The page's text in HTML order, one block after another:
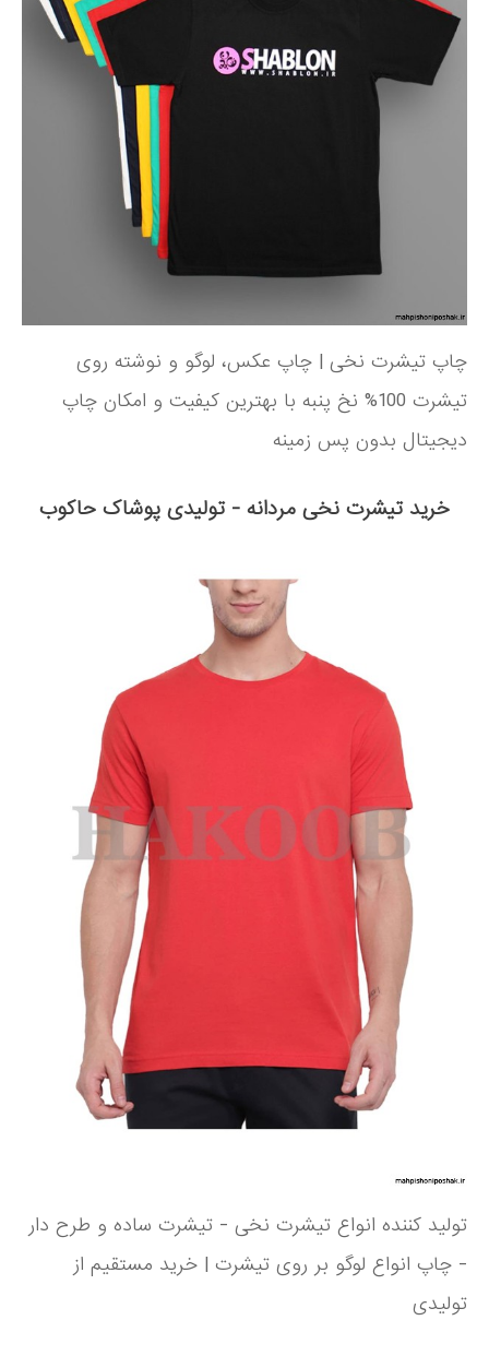
چاپ تیشرت نخی | چاپ عکس، لوگو و نوشته روی
تیشرت 100% نخ پنبه با بهترین کیفیت و امکان چاپ
دیجیتال بدون پس زمینه
خرید تیشرت نخی مردانه - تولیدی پوشاک حاکوب
تولید کننده انواع تیشرت نخی - تیشرت ساده و طرح دار
- چاپ انواع لوگو بر روی تیشرت | خرید مستقیم از
تولیدی